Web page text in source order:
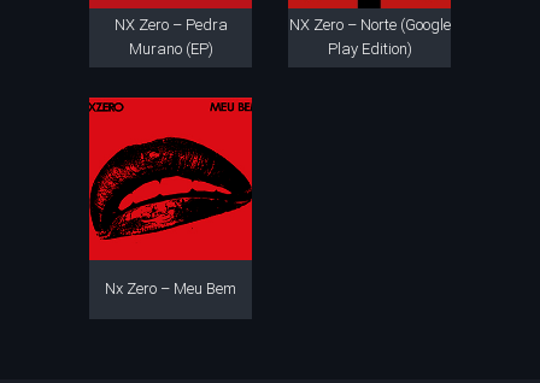
NX Zero – Pedra
Murano (EP)
NX Zero – Norte (Google
Play Edition)
Nx Zero – Meu Bem